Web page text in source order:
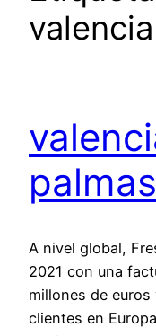
palmas
A nivel global,
2021 con una
millones de
clientes en